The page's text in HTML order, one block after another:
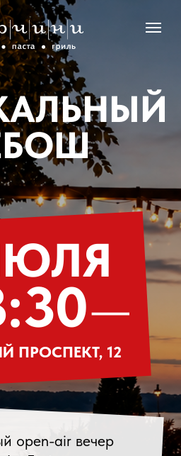
12
—
вечер
с ведущим
над Волгой
в самом